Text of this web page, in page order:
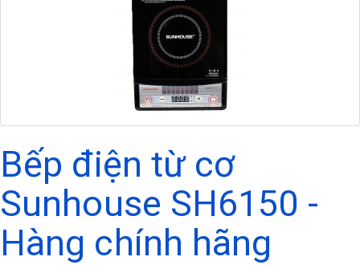
Bếp điện từ cơ
Sunhouse SH6150 -
Hàng chính hãng